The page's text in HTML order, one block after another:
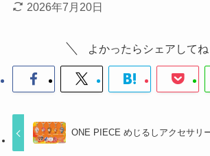
2026年7月20日
よかったらシェアしてね
ONE PIECE めじるしアクセサリ